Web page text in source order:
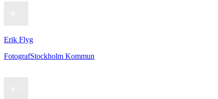
Erik Flyg
FotografStockholm Kommun